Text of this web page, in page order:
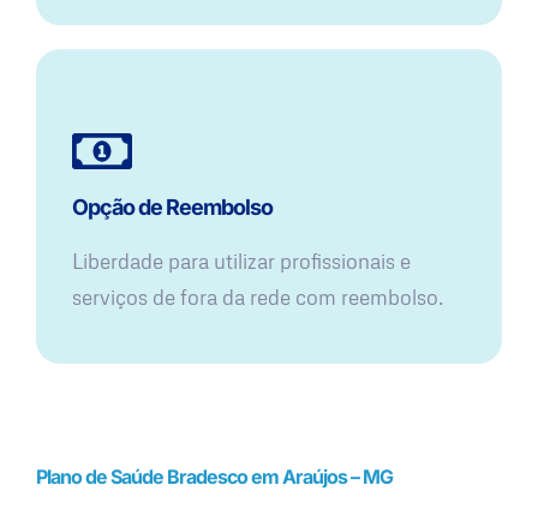
Opção de Reembolso
Liberdade para utilizar profissionais e
serviços de fora da rede com reembolso.
Plano de Saúde Bradesco em Araújos – MG